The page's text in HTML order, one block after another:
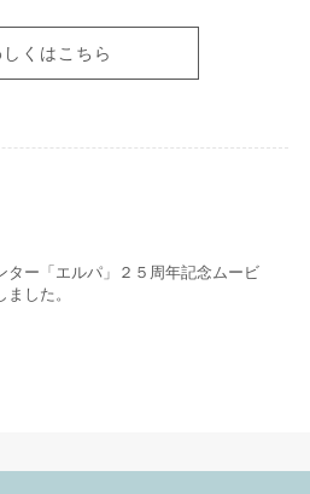
しくはこちら
ター「エルパ」２５周年記念ムービ
した。